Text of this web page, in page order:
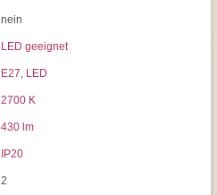
nein
LED geeignet
E27, LED
2700 K
430 lm
IP20
2